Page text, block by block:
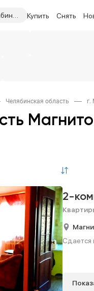
Купить Снять
Челябинская область г.
2-
Сдается